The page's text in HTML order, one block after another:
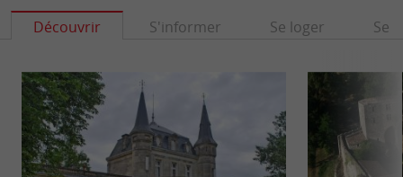
Découvrir S'informer Se loger Se